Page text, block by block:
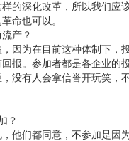
的深化改革，所以我们应
命也可以。
产？
因为在目前这种体制下，
报。参加者都是各企业的
没有人会拿信誉开玩笑，
？
他们都同意，不参加是因